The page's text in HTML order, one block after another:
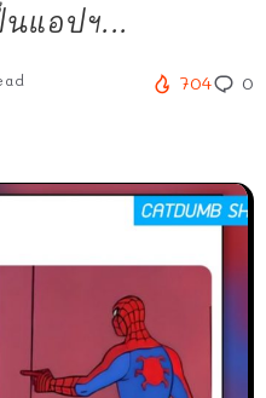
นแอปฯ...
704 0